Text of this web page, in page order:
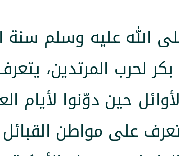
الله عليه وسلم سنة
لحرب المرتدين،
حين دوّنوا لأيام
على مواطن القبائل